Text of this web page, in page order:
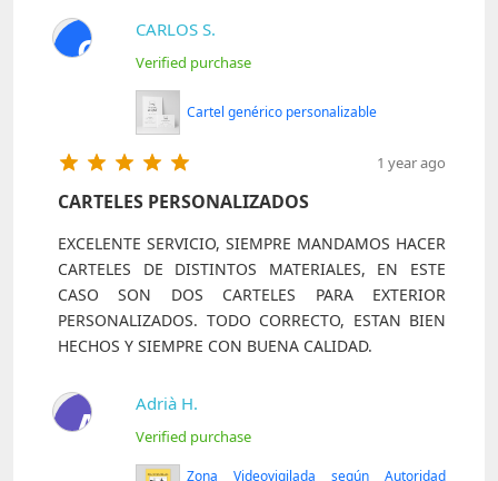
C CARLOS S.
Verified purchase
Cartel genérico personalizable
1 year ago
CARTELES PERSONALIZADOS
EXCELENTE SERVICIO, SIEMPRE MANDAMOS HACER
CARTELES DE DISTINTOS MATERIALES, EN ESTE
CASO SON DOS CARTELES PARA EXTERIOR
PERSONALIZADOS. TODO CORRECTO, ESTAN BIEN
HECHOS Y SIEMPRE CON BUENA CALIDAD.
A Adrià H.
Verified purchase
Zona Videovigilada según Autoridad